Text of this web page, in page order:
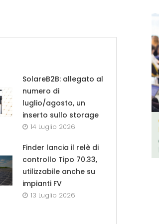
SolareB2B: allegato al
numero di
luglio/agosto, un
inserto sullo storage
14 Luglio 2026
Finder lancia il relè di
controllo Tipo 70.33,
utilizzabile anche su
impianti FV
13 Luglio 2026